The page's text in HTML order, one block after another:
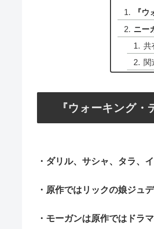
『
ニー
共
関
『ウォーキング
・ダリル、サシャ、タラ、
・原作ではリックの娘ジュ
・モーガンは原作ではドラ